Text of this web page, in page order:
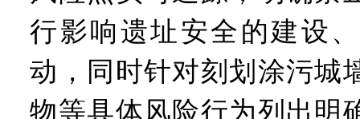
行影响遗址安全的建设
动，同时针对刻划涂污城
物等具体风险行为列出明